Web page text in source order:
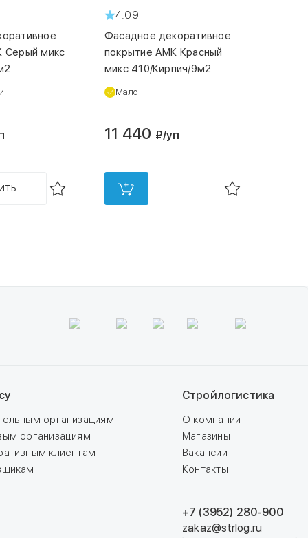
Серый микс
4.09
Фасадное декоративное
покрытие АМК Красный
микс 410/Кирпич/9м2
Мало
11 440 ₽/уп
организациям
организациям
клиентам
Стройлогистика
О компании
Магазины
Вакансии
Контакты
+7 (3952) 280-900
zakaz@strlog.ru